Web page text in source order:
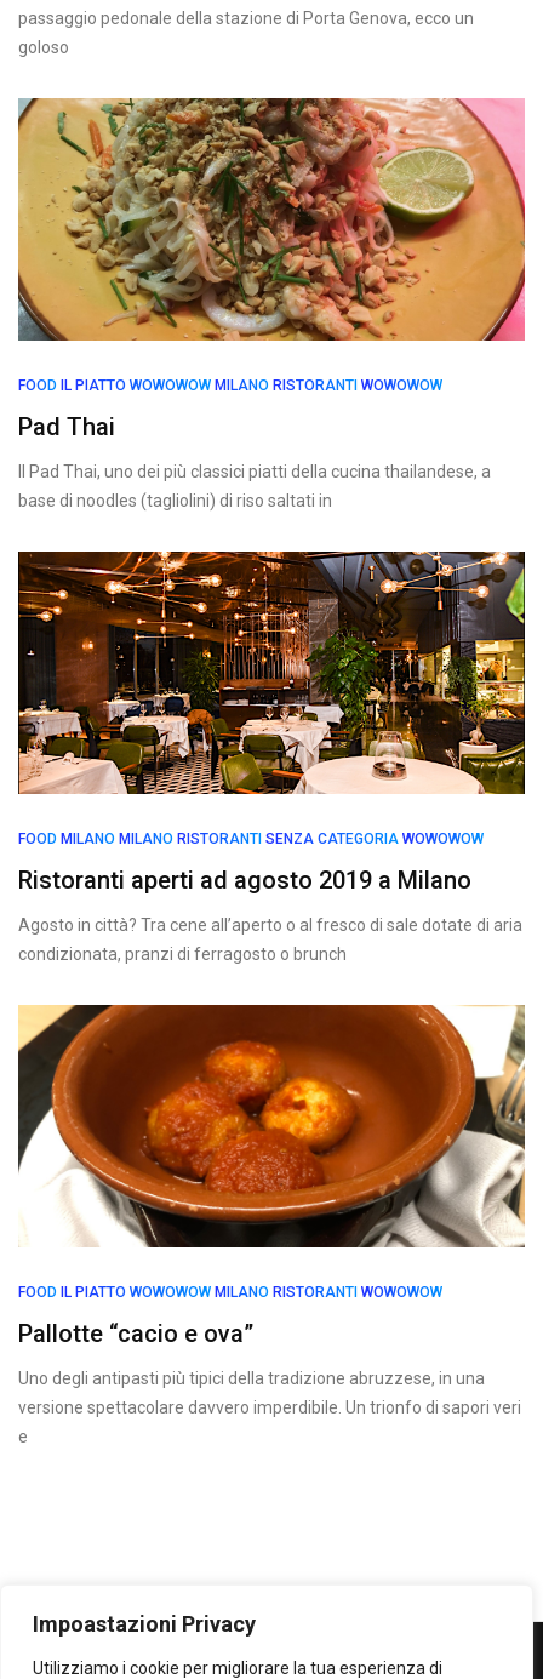
Impoastazioni Privacy
Utilizziamo i cookie per migliorare la tua esperienza di
passaggio pedonale della stazione di Porta Genova, ecco un
goloso
FOOD IL PIATTO WOWOWOW MILANO RISTORANTI WOWOWOW
Pad Thai
Il Pad Thai, uno dei più classici piatti della cucina thailandese, a
base di noodles (tagliolini) di riso saltati in
FOOD MILANO MILANO RISTORANTI SENZA CATEGORIA WOWOWOW
Ristoranti aperti ad agosto 2019 a Milano
Agosto in città? Tra cene all’aperto o al fresco di sale dotate di aria
condizionata, pranzi di ferragosto o brunch
FOOD IL PIATTO WOWOWOW MILANO RISTORANTI WOWOWOW
Pallotte “cacio e ova”
Uno degli antipasti più tipici della tradizione abruzzese, in una
versione spettacolare davvero imperdibile. Un trionfo di sapori veri
e